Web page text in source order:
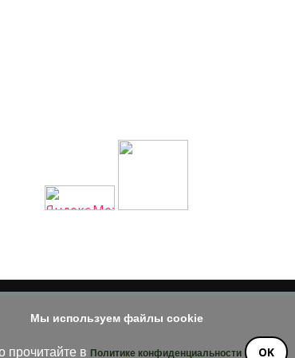
Мы используем файлы cookie
прочитайте в Политике конфиденциальности OK
© 2014 - 2026
только при наличии активной и